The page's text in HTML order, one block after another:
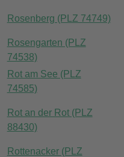
Rosenberg (PLZ 74749)
Rosengarten (PLZ
74538)
Rot am See (PLZ
74585)
Rot an der Rot (PLZ
88430)
Rottenacker (PLZ